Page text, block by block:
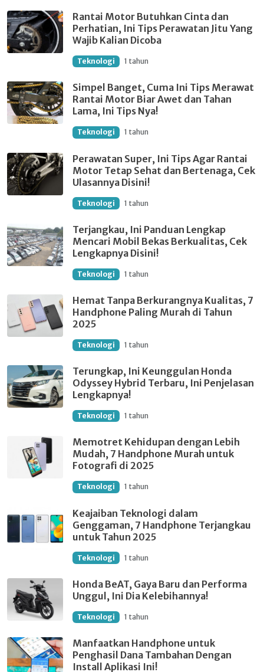
Rantai Motor Butuhkan Cinta dan
Perhatian, Ini Tips Perawatan Jitu Yang
Wajib Kalian Dicoba
Teknologi 1 tahun
Simpel Banget, Cuma Ini Tips Merawat
Rantai Motor Biar Awet dan Tahan
Lama, Ini Tips Nya!
Teknologi 1 tahun
Perawatan Super, Ini Tips Agar Rantai
Motor Tetap Sehat dan Bertenaga, Cek
Ulasannya Disini!
Teknologi 1 tahun
Terjangkau, Ini Panduan Lengkap
Mencari Mobil Bekas Berkualitas, Cek
Lengkapnya Disini!
Teknologi 1 tahun
Hemat Tanpa Berkurangnya Kualitas, 7
Handphone Paling Murah di Tahun
2025
Teknologi 1 tahun
Terungkap, Ini Keunggulan Honda
Odyssey Hybrid Terbaru, Ini Penjelasan
Lengkapnya!
Teknologi 1 tahun
Memotret Kehidupan dengan Lebih
Mudah, 7 Handphone Murah untuk
Fotografi di 2025
Teknologi 1 tahun
Keajaiban Teknologi dalam
Genggaman, 7 Handphone Terjangkau
untuk Tahun 2025
Teknologi 1 tahun
Honda BeAT, Gaya Baru dan Performa
Unggul, Ini Dia Kelebihannya!
Teknologi 1 tahun
Manfaatkan Handphone untuk
Penghasil Dana Tambahan Dengan
Install Aplikasi Ini!